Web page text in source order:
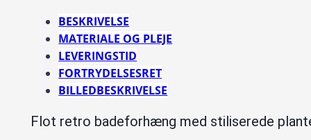
BESKRIVELSE
MATERIALE OG PLEJE
LEVERINGSTID
FORTRYDELSESRET
BILLEDBESKRIVELSE
Flot retro badeforhæng med stiliserede